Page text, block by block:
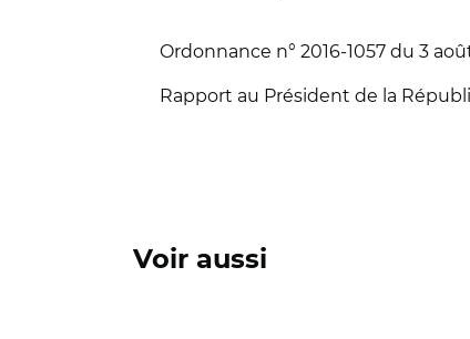
Ordonnance n° 2016-1057 du 3
Rapport au Président de la
Voir aussi